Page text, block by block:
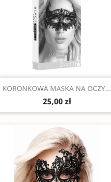
Szybki podgląd
KORONKOWA MASKA NA OCZY...
25,00 zł